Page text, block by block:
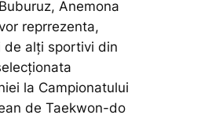
Anemona
reprrezenta,
de alți sportivi din
la Campionatului
de Taekwon-do